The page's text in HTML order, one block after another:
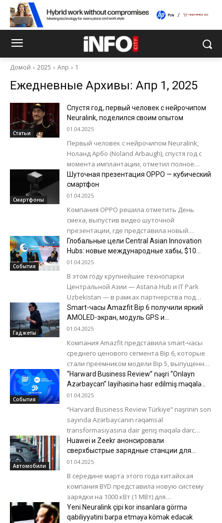
Домой 2025 Апр 1
Ежедневные Архивы: Апр 1, 2025
Статьи
Спустя год, первый человек с нейрочипом
Neuralink, поделился своим опытом
01.04.2025
Первый человек с нейрочипом Neuralink,
Ноланд Арбо (Noland Arbaugh), спустя год с
момента имплантации, отметил полное
отсутствие физических и психологических
побочных эффектов от устройства....
Смартфоны
Шуточная презентация OPPO — кубический
смартфон
01.04.2025
Компания OPPO решила отметить День
смеха, выпустив видео шуточной
презентации, где представила новый
продукт - кубический смартфон OPPO X³.
Устройство выполнено в форме куба,
отдельные...
События
Глобальные цели Central Asian Innovation
Hubs: новые международные хабы, $10
млрд IT-экспорта и более 8 единорогов
01.04.2025
В этом году крупнейшие технопарки
Центральной Азии — Astana Hub и IT Park
Uzbekistan — в рамках партнерства под
единым брендом Central Asian Innovation...
Гаджеты
Smart-часы Amazfit Bip 6 получили яркий
AMOLED-экран, модуль GPS и
автономность до 14 дней
01.04.2025
Компания Amazfit представила smart-часы
среднего ценового сегмента Bip 6, которые
стали преемником модели Bip 5, выпущенной
в 2023 году. Amazfit Bip 6, выполненные в
алюминиевом...
События
“Harward Business Review” nəşri “Onlayn
Azərbaycan” layihəsinə həsr edilmiş məqalə
dərc edib
01.04.2025
“Harvard Business Review Türkiye” nəşrinin son
sayında Azərbaycanın rəqəmsal
transformasiyasına dair geniş məqalə dərc
olunub. Məqalədə “Aztelekom” MMC-nin icraçı
direktoru Həsən Ömərov və 2023-cü...
Автомобили
Huawei и Zeekr анонсировали
сверхбыстрые зарядные станции для
электромобилей до 1,5 МВт
01.04.2025
В середине марта этого года китайская
компания BYD представила новую систему
зарядки на 1000 кВт (1 МВт) для
электрокаров, которая позволяет
восполнять их энергию...
Yeni Neuralink çipi kor insanlara görmə
qabiliyyətini bərpa etməyə kömək edəcək